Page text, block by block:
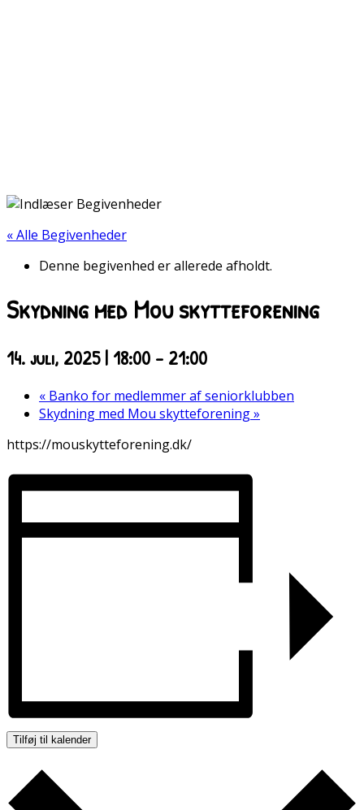
« Alle Begivenheder
Denne begivenhed er allerede afholdt.
Skydning med Mou skytteforening
14. juli, 2025 | 18:00 - 21:00
« Banko for medlemmer af seniorklubben
Skydning med Mou skytteforening»
https://mouskytteforening.dk/
Tilføj til kalender